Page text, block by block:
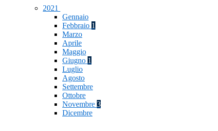
2021
Gennaio
Febbraio 1
Marzo
Aprile
Maggio
Giugno 1
Luglio
Agosto
Settembre
Ottobre
Novembre 3
Dicembre